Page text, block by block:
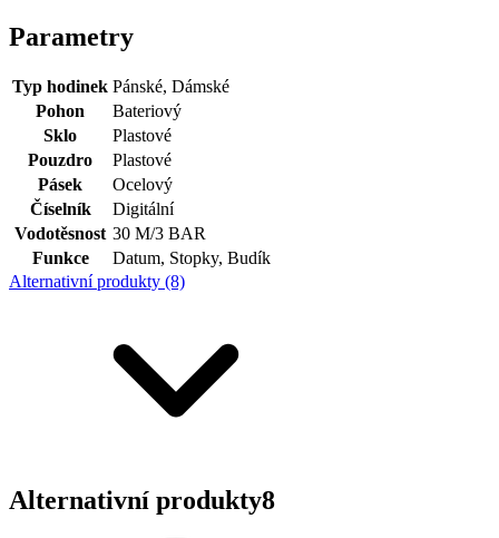
Parametry
Typ hodinek Pánské, Dámské
Pohon
Bateriový
Sklo
Plastové
Pouzdro
Plastové
Pásek
Ocelový
Číselník
Digitální
Vodotěsnost 30 M/3 BAR
Funkce
Datum, Stopky, Budík
Alternativní produkty (8)
Alternativní produkty8